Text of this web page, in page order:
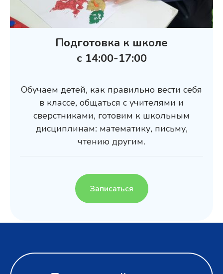
Подготовка к школе
с 14:00-17:00
Обучаем детей, как правильно вести себя
в классе, общаться с учителями и
сверстниками, готовим к школьным
дисциплинам: математику, письму,
чтению другим.
Записаться